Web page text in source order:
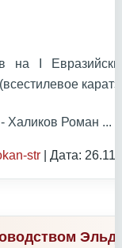
на I
- Халиков Роман ...
str | Дата: